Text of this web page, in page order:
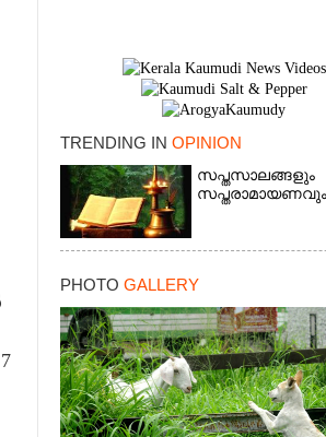
TRENDING IN OPINION
സപ്തസാലങ്ങളും
സപ്തരാമായണവും
PHOTO GALLERY